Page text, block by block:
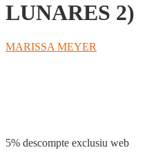
LUNARES 2)
MARISSA MEYER
5% descompte exclusiu web